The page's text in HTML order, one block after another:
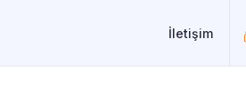
İletişim